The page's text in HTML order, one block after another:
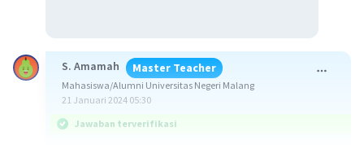
S. Amamah Master Teacher
Mahasiswa/Alumni Universitas Negeri Malang
21 Januari 2024 05:30
Jawaban terverifikasi